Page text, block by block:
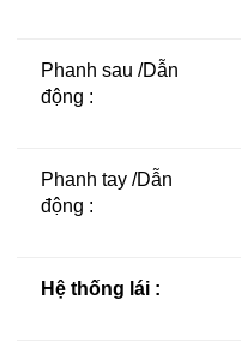
Phanh sau /Dẫn
động :
Phanh tay /Dẫn
động :
Hệ thống lái :